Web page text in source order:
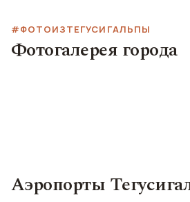
#ФОТОИЗТЕГУСИГАЛЬПЫ
Фотогалерея города
Аэропорты